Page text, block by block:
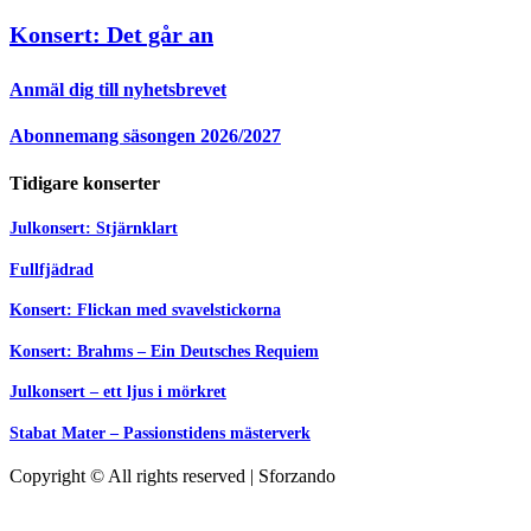
Konsert: Det går an
Anmäl dig till nyhetsbrevet
Abonnemang säsongen 2026/2027
Tidigare konserter
Julkonsert: Stjärnklart
Fullfjädrad
Konsert: Flickan med svavelstickorna
Konsert: Brahms – Ein Deutsches Requiem
Julkonsert – ett ljus i mörkret
Stabat Mater – Passionstidens mästerverk
Copyright © All rights reserved | Sforzando